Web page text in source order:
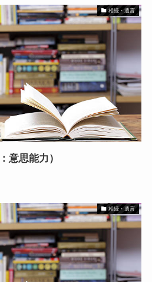
相続・遺言
意思能力）
相続・遺言